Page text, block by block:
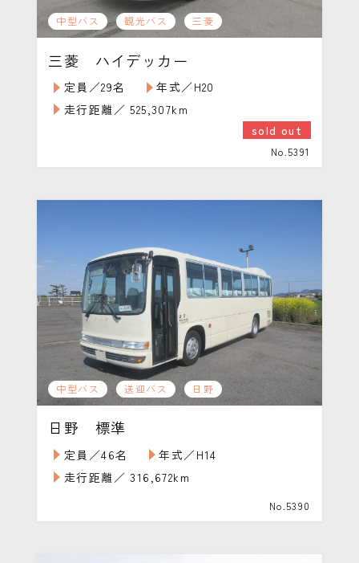
中型バス 観光バス 三菱
三菱 ハイデッカー
定員／29名
年式／H20
走行距離／ 525,307km
sold out
No.5391
中型バス 送迎バス 日野
日野 標準
定員／46名
年式／H14
走行距離／ 316,672km
No.5390